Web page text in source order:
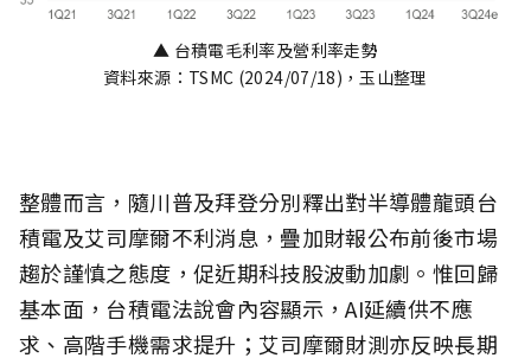
▲ 台積電毛利率及營利率走勢
資料來源：TSMC (2024/07/18)，玉山整理
整體而言，隨川普及拜登分別釋出對半導體龍頭台
積電及艾司摩爾不利消息，疊加財報公布前後市場
趨於謹慎之態度，促近期科技股波動加劇。惟回歸
基本面，台積電法說會內容顯示，AI延續供不應
求、高階手機需求提升；艾司摩爾財測亦反映長期